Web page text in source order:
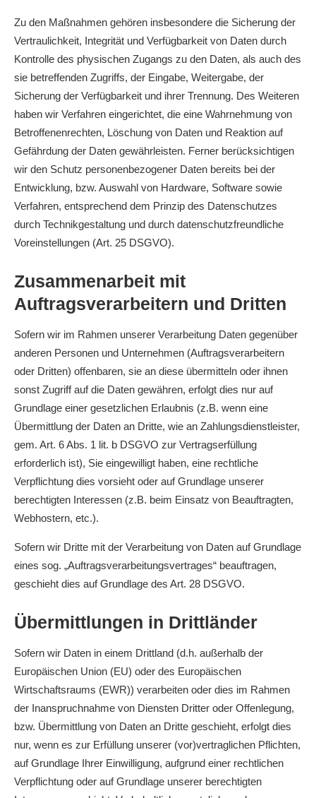
Zu den Maßnahmen gehören insbesondere die Sicherung der
Vertraulichkeit, Integrität und Verfügbarkeit von Daten durch
Kontrolle des physischen Zugangs zu den Daten, als auch des
sie betreffenden Zugriffs, der Eingabe, Weitergabe, der
Sicherung der Verfügbarkeit und ihrer Trennung. Des Weiteren
haben wir Verfahren eingerichtet, die eine Wahrnehmung von
Betroffenenrechten, Löschung von Daten und Reaktion auf
Gefährdung der Daten gewährleisten. Ferner berücksichtigen
wir den Schutz personenbezogener Daten bereits bei der
Entwicklung, bzw. Auswahl von Hardware, Software sowie
Verfahren, entsprechend dem Prinzip des Datenschutzes
durch Technikgestaltung und durch datenschutzfreundliche
Voreinstellungen (Art. 25 DSGVO).
Zusammenarbeit mit
Auftragsverarbeitern und Dritten
Sofern wir im Rahmen unserer Verarbeitung Daten gegenüber
anderen Personen und Unternehmen (Auftragsverarbeitern
oder Dritten) offenbaren, sie an diese übermitteln oder ihnen
sonst Zugriff auf die Daten gewähren, erfolgt dies nur auf
Grundlage einer gesetzlichen Erlaubnis (z.B. wenn eine
Übermittlung der Daten an Dritte, wie an Zahlungsdienstleister,
gem. Art. 6 Abs. 1 lit. b DSGVO zur Vertragserfüllung
erforderlich ist), Sie eingewilligt haben, eine rechtliche
Verpflichtung dies vorsieht oder auf Grundlage unserer
berechtigten Interessen (z.B. beim Einsatz von Beauftragten,
Webhostern, etc.).
Sofern wir Dritte mit der Verarbeitung von Daten auf Grundlage
eines sog. „Auftragsverarbeitungsvertrages“ beauftragen,
geschieht dies auf Grundlage des Art. 28 DSGVO.
Übermittlungen in Drittländer
Sofern wir Daten in einem Drittland (d.h. außerhalb der
Europäischen Union (EU) oder des Europäischen
Wirtschaftsraums (EWR)) verarbeiten oder dies im Rahmen
der Inanspruchnahme von Diensten Dritter oder Offenlegung,
bzw. Übermittlung von Daten an Dritte geschieht, erfolgt dies
nur, wenn es zur Erfüllung unserer (vor)vertraglichen Pflichten,
auf Grundlage Ihrer Einwilligung, aufgrund einer rechtlichen
Verpflichtung oder auf Grundlage unserer berechtigten